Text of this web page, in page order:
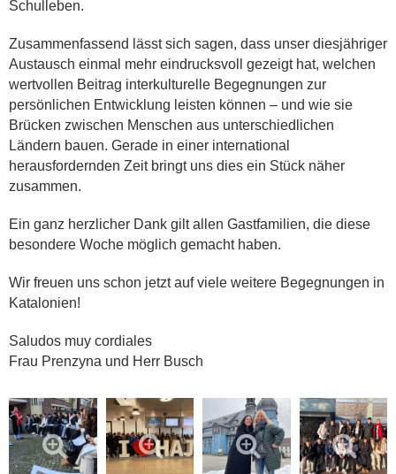
Schulleben.
Zusammenfassend lässt sich sagen, dass unser diesjähriger
Austausch einmal mehr eindrucksvoll gezeigt hat, welchen
wertvollen Beitrag interkulturelle Begegnungen zur
persönlichen Entwicklung leisten können – und wie sie
Brücken zwischen Menschen aus unterschiedlichen
Ländern bauen. Gerade in einer international
herausfordernden Zeit bringt uns dies ein Stück näher
zusammen.
Ein ganz herzlicher Dank gilt allen Gastfamilien, die diese
besondere Woche möglich gemacht haben.
Wir freuen uns schon jetzt auf viele weitere Begegnungen in
Katalonien!
Saludos muy cordiales
Frau Prenzyna und Herr Busch